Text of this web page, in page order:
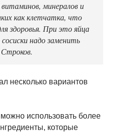
минералов и
как клетчатка, что
здоровья. При это яйца
надо заменить
несколько вариантов
использовать более
которые